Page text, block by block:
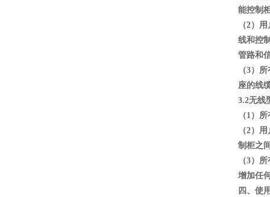
能控制
（2）
线和控
管路和
（3）
座的线
3.2无线
（1）
（2）
制柜之
（3）
增加任
四、使